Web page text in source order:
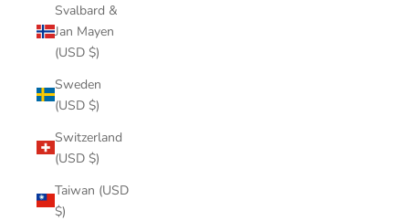
Svalbard &
Jan Mayen
(USD $)
Sweden
(USD $)
Switzerland
(USD $)
Taiwan (USD
$)